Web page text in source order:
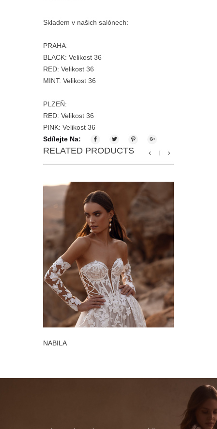
Skladem v našich salónech:
PRAHA:
BLACK: Velikost 36
RED: Velikost 36
MINT: Velikost 36
PLZEŇ:
RED: Velikost 36
PINK: Velikost 36
Sdílejte Na:
RELATED PRODUCTS
NABILA